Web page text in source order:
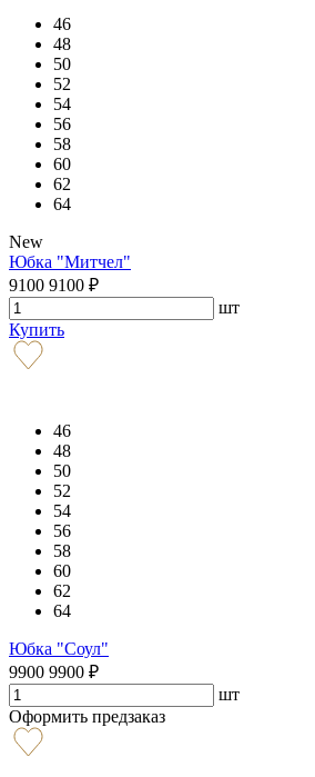
46
48
50
52
54
56
58
60
62
64
New
Юбка "Митчел"
9100 9100 ₽
шт
Купить
46
48
50
52
54
56
58
60
62
64
Юбка "Соул"
9900 9900 ₽
шт
Оформить предзаказ